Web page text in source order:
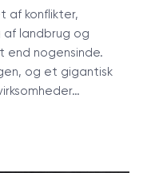
af konflikter,
af landbrug og
nogensinde.
og et gigantisk